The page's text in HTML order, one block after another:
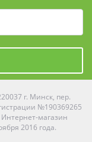
г. Минск, пер.
№190369265
магазин
2016 года.